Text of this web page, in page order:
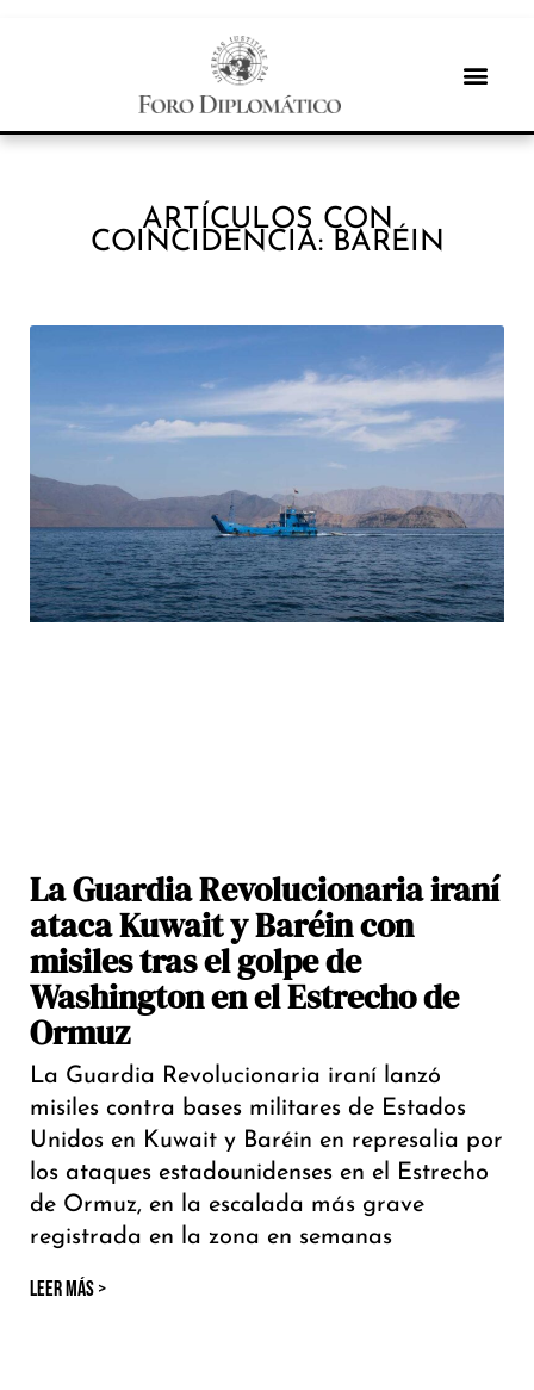
ARTÍCULOS CON
COINCIDENCIA: BARÉIN
La Guardia Revolucionaria iraní
ataca Kuwait y Baréin con
misiles tras el golpe de
Washington en el Estrecho de
Ormuz
La Guardia Revolucionaria iraní lanzó
misiles contra bases militares de Estados
Unidos en Kuwait y Baréin en represalia por
los ataques estadounidenses en el Estrecho
de Ormuz, en la escalada más grave
registrada en la zona en semanas
LEER MÁS >